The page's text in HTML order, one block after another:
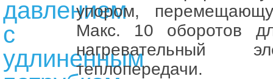
упором,
Макс. 10 оборотов
нагревательный
теплопередачи.